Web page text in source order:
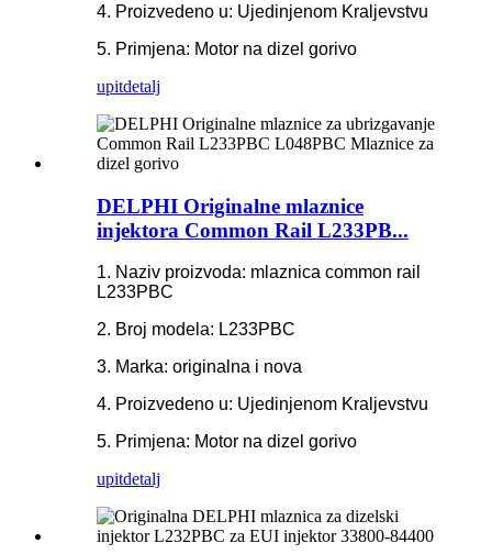
4. Proizvedeno u: Ujedinjenom Kraljevstvu
5. Primjena: Motor na dizel gorivo
upitdetalj
DELPHI Originalne mlaznice
injektora Common Rail L233PB...
1. Naziv proizvoda: mlaznica common rail
L233PBC
2. Broj modela: L233PBC
3. Marka: originalna i nova
4. Proizvedeno u: Ujedinjenom Kraljevstvu
5. Primjena: Motor na dizel gorivo
upitdetalj